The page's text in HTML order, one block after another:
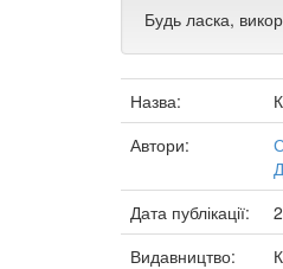
Будь ласка,
Назва:
Автори:
Дата публікації:
Видавництво: